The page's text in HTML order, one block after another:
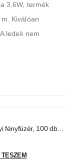
3,6W, termék
Kiválóan
ledek nem
fényfüzér, 100 db
Led, extra meleg
fehér Leddel, 8
5V, USB
TESZEM